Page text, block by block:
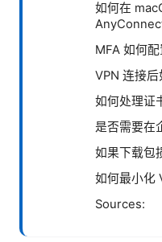
如何在
AnyConnect
MFA 如何配
VPN 连接后
如何处理证
是否需要在
如果下载包
如何最小化
Sources: